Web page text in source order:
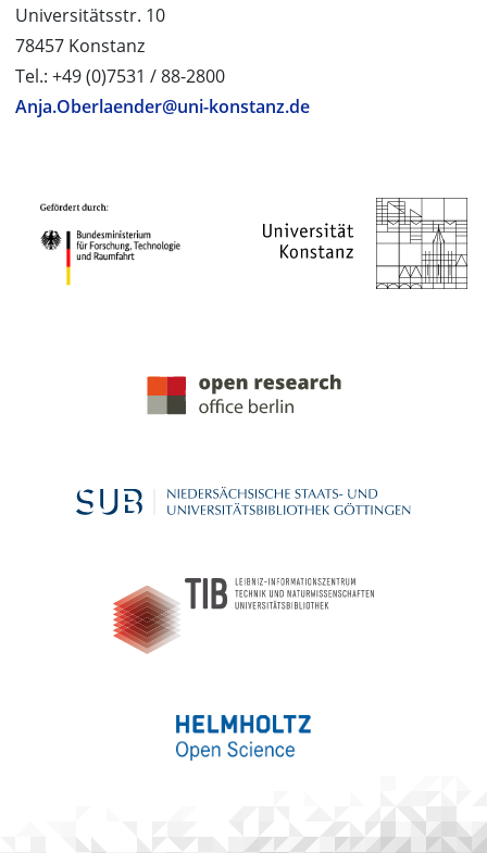
Universitätsstr. 10
78457 Konstanz
Tel.: +49 (0)7531 / 88-2800
Anja.Oberlaender@uni-konstanz.de